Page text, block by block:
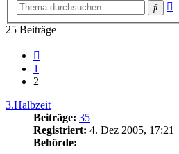
Suche
25 Beiträge
1
2
3.Halbzeit
Beiträge: 35
Registriert: 4. Dez 2005, 17:21
Behörde: